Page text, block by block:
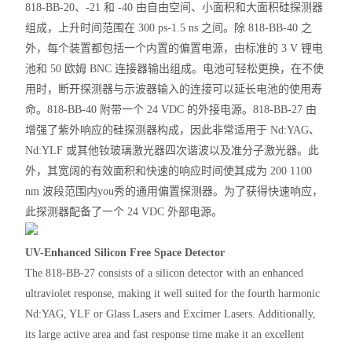
818-BB-20、-21 和 -40 由自由空间、小面积和大面积硅探测器
组成，上升时间范围在 300 ps-1.5 ns 之间。除 818-BB-40 之
外，每个装置都包括一个内置的偏置电源，由标准的 3 V 锂电
池和 50 欧姆 BNC 连接器输出组成。电池可轻松更换，在不使
用时，断开探测器与示波器输入的连接可以延长电池的使用寿
命。818-BB-40 附带一个 24 VDC 的外接电源。818-BB-27 由
增强了紫外响应的硅探测器构成，因此非常适用于 Nd:YAG、
Nd:YLF 或其他钕玻璃激光器四次谐波以及准分子激光器。此
外，其宽阔的有效面积和快速的响应时间使其成为 200 1100
nm 波段范围内you秀的通用偏置探测器。为了获得快速响应，
此探测器配备了一个 24 VDC 外部电源。
UV-Enhanced Silicon Free Space Detector
The 818-BB-27 consists of a silicon detector with an enhanced
ultraviolet response, making it well suited for the fourth harmonic
Nd:YAG , YLF or Glass Lasers and Excimer Lasers. Additionally,
its large active area and fast response time make it an excellent